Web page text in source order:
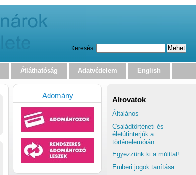
Keresés:
Átláthatóság Adatvédelem English
Alrovatok
Általános
Családtörténeti és
életútinterjúk a
történelemórán
Egyezzünk ki a múlttal!
Emberi jogok tanítása
Adomány